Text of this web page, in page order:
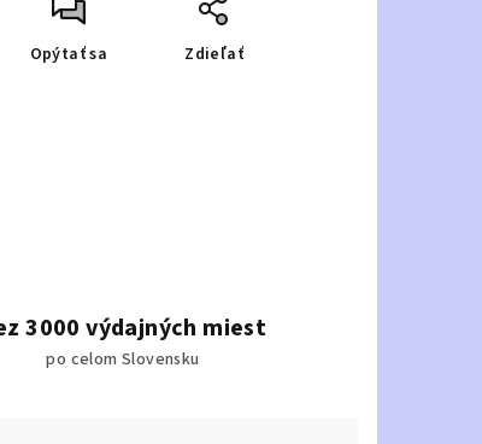
Opýtať sa Zdieľať
3000 výdajných miest
po celom Slovensku